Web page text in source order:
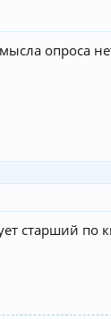
опроса
старший по